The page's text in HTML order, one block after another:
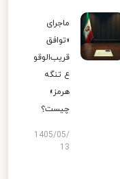
ماجرای
«توافق
قریب‌الوقو
ع تنگه
هرمز»
چیست؟
1405/05/
13